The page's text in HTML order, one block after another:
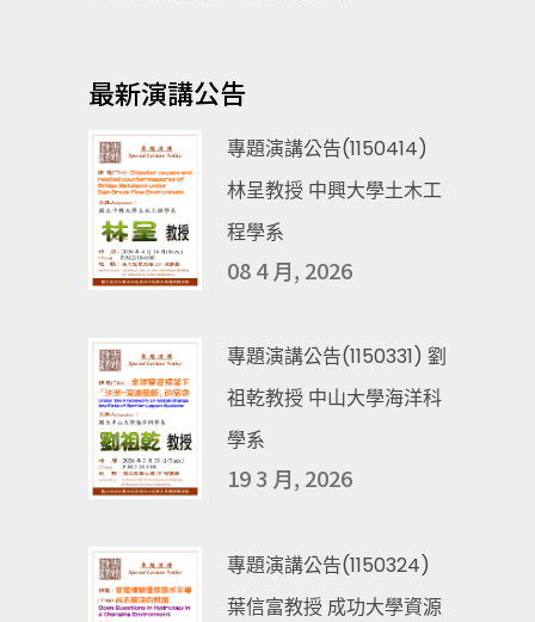
最新演講公告
專題演講公告(1150414)
林呈教授 中興大學土木工
程學系
08 4 月, 2026
專題演講公告(1150331) 劉
祖乾教授 中山大學海洋科
學系
19 3 月, 2026
專題演講公告(1150324)
葉信富教授 成功大學資源